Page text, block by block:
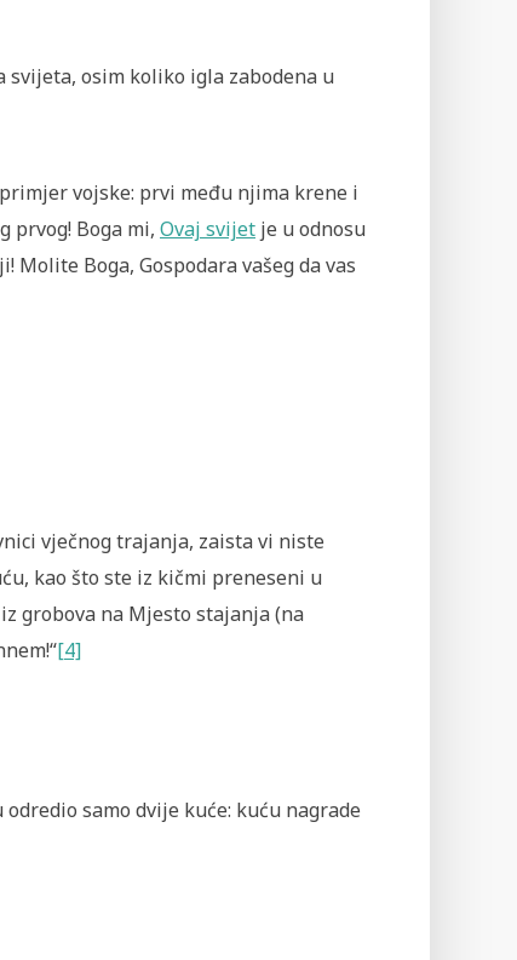
svijeta, osim koliko igla zabodena u
primjer vojske: prvi među njima krene i
prvog! Boga mi, Ovaj svijet je u odnosu
Molite Boga, Gospodara vašeg da vas
vječnog trajanja, zaista vi niste
kao što ste iz kičmi preneseni u
grobova na Mjesto stajanja (na
[4]
samo dvije kuće: kuću nagrade